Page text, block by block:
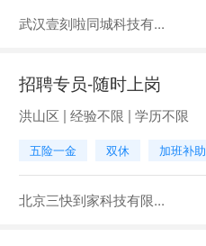
武汉壹刻啦同城科技有...
招聘专员-随时上岗
洪山区 | 经验不限 | 学历不限
五险一金 双休 加班补助
北京三快到家科技有限...